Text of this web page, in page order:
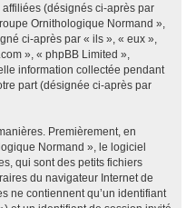
(désignés ci-après par
Ornithologique Normand »,
ci-après par « ils », « eux »,
», « phpBB Limited »,
information collectée pendant
part (désignée ci-après par
Premièrement, en
Normand », le logiciel
qui sont des petits fichiers
du navigateur Internet de
ne contiennent qu’un identifiant